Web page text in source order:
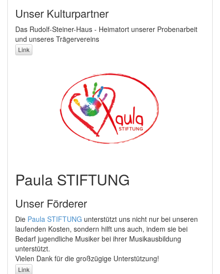
Unser Kulturpartner
Das Rudolf-Steiner-Haus - Heimatort unserer Probenarbeit
und unseres Trägervereins
Link
Paula STIFTUNG
Unser Förderer
Die Paula STIFTUNG unterstützt uns nicht nur bei unseren
laufenden Kosten, sondern hilft uns auch, indem sie bei
Bedarf jugendliche Musiker bei ihrer Musikausbildung
unterstützt.
Vielen Dank für die großzügige Unterstützung!
Link